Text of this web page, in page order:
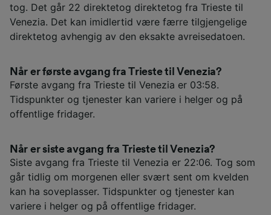
tog. Det går 22 direktetog direktetog fra Trieste til
Venezia. Det kan imidlertid være færre tilgjengelige
direktetog avhengig av den eksakte avreisedatoen.
Når er første avgang fra Trieste til Venezia?
Første avgang fra Trieste til Venezia er 03:58.
Tidspunkter og tjenester kan variere i helger og på
offentlige fridager.
Når er siste avgang fra Trieste til Venezia?
Siste avgang fra Trieste til Venezia er 22:06. Tog som
går tidlig om morgenen eller svært sent om kvelden
kan ha soveplasser. Tidspunkter og tjenester kan
variere i helger og på offentlige fridager.